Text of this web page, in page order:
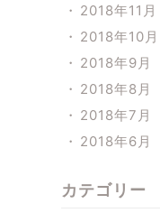
2018年11月
2018年10月
2018年9月
2018年8月
2018年7月
2018年6月
カテゴリー